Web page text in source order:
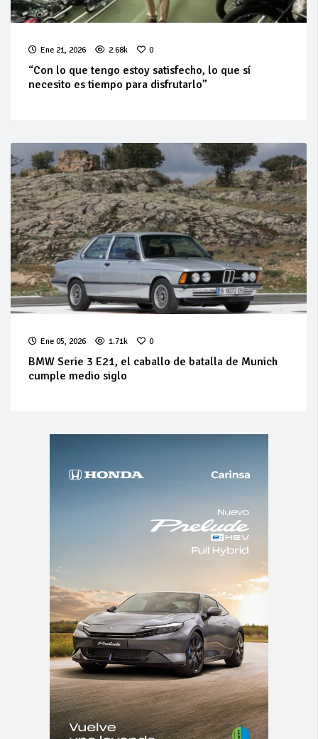
Ene 21, 2026 2.68k 0
“Con lo que tengo estoy satisfecho, lo que sí
necesito es tiempo para disfrutarlo”
Ene 05, 2026 1.71k 0
BMW Serie 3 E21, el caballo de batalla de Munich
cumple medio siglo